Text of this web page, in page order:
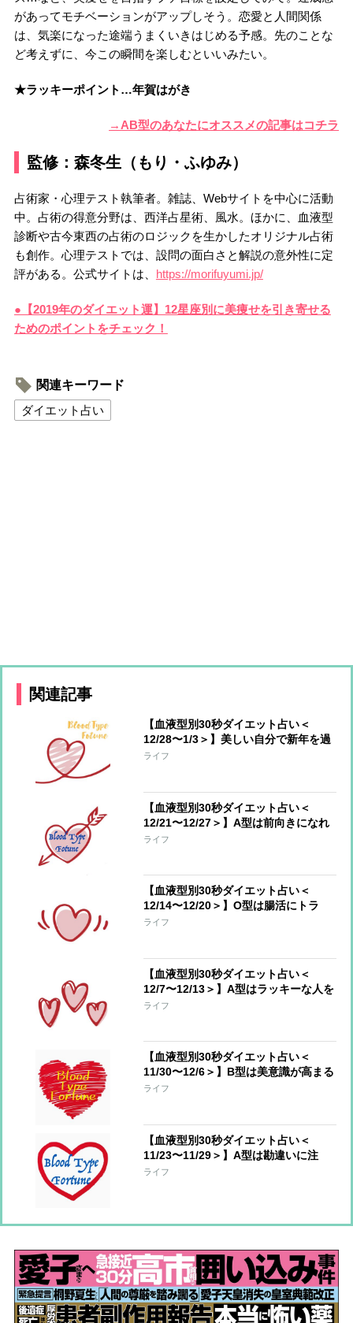
があってモチベーションがアップしそう。恋愛と人間関係
は、気楽になった途端うまくいきはじめる予感。先のことな
ど考えずに、今この瞬間を楽しむといいみたい。
★ラッキーポイント…年賀はがき
→AB型のあなたにオススメの記事はコチラ
監修：森冬生（もり・ふゆみ）
占術家・心理テスト執筆者。雑誌、Webサイトを中心に活動
中。占術の得意分野は、西洋占星術、風水。ほかに、血液型
診断や古今東西の占術のロジックを生かしたオリジナル占術
も創作。心理テストでは、設問の面白さと解説の意外性に定
評がある。公式サイトは、 https://morifuyumi.jp/
●【2019年のダイエット運】12星座別に美痩せを引き寄せる
ためのポイントをチェック！
関連キーワード
ダイエット占い
関連記事
【血液型別30秒ダイエット占い＜
12/28〜1/3＞】美しい自分で新年を過
ごすアドバイス！今週のあなたの運勢
ライフ
【血液型別30秒ダイエット占い＜
12/21〜12/27＞】A型は前向きになれ
るとき、AB型は新年に向けていいスタ
ライフ
【血液型別30秒ダイエット占い＜
12/14〜12/20＞】O型は腸活にトラ
イ！AB型は成功した減量法を再開して
ライフ
【血液型別30秒ダイエット占い＜
12/7〜12/13＞】A型はラッキーな人を
味方に、B型は溜め込んだものが溢れ
ライフ
【血液型別30秒ダイエット占い＜
11/30〜12/6＞】B型は美意識が高まる
とき、O型はハッピーな方を選んで
ライフ
【血液型別30秒ダイエット占い＜
11/23〜11/29＞】A型は勘違いに注
意！AB型は周囲の力に頼ってOK
ライフ